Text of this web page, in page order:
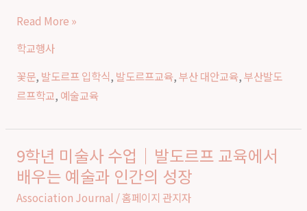
|
꽃
나
나
는
새
Read More »
학교행사
꽃문, 발도르프 입학식, 발도르프교육,부산 대안교육,부산발도
르프학교, 예술교육
9학년 미술사 수업｜발도르프 교육에서
배우는 예술과 인간의 성장
Association Journal /홈페이지 관지자
9
학
년